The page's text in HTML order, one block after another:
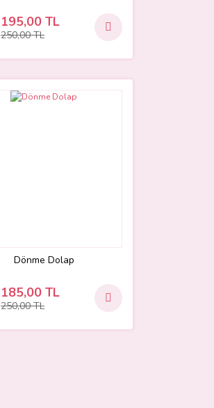
195,00 TL
250,00 TL
Dönme Dolap
185,00 TL
250,00 TL